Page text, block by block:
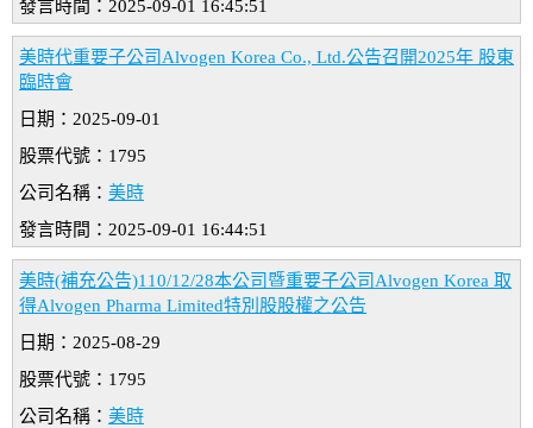
發言時間：2025-09-01 16:45:51
美時代重要子公司Alvogen Korea Co., Ltd.公告召開2025年 股東
臨時會
日期：2025-09-01
股票代號：1795
公司名稱： 美時
發言時間：2025-09-01 16:44:51
美時(補充公告)110/12/28本公司暨重要子公司Alvogen Korea 取
得Alvogen Pharma Limited特別股股權之公告
日期：2025-08-29
股票代號：1795
公司名稱： 美時